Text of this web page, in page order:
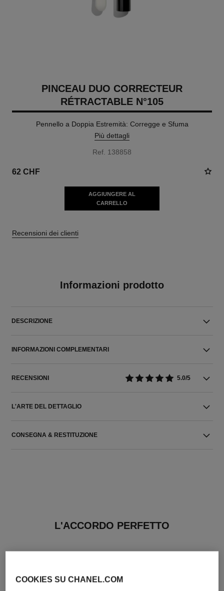
PINCEAU DUO CORRECTEUR
RÉTRACTABLE N°105
Pennello a Doppia Estremità: Corregge e Sfuma
Più dettagli
Ref. 138858
62 CHF
AGGIUNGERE AL
CARRELLO
Recensioni dei clienti
Informazioni prodotto
DESCRIZIONE
INFORMAZIONI COMPLEMENTARI
RECENSIONI 5.0/5
L'ARTE DEL DETTAGLIO
CONSEGNA & RESTITUZIONE
L'ACCORDO PERFETTO
COOKIES SU CHANEL.COM